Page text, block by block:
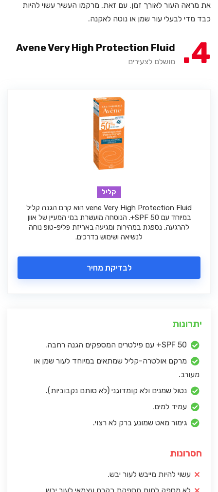
את מראה העור לאורך זמן. עם זאת, מרקמו העשיר עשוי להיות
כבד מדי לבעלי עור שמן או נוטה לאקנה.
4
Avene Very High Protection Fluid
מושלם לצעירים
קליל
vene Very High Protection Fluid הוא קרם הגנה קליל
במיוחד עם SPF 50+. הנוסחה מועשרת במי המעיין של אוון
להרגעה, נספגת במהירות ומגיעה באריזת פליפ-טופ נוחה
לנשיאה ושימוש בדרכים.
לבדיקת מחיר
יתרונות
SPF 50+ עם פילטרים המספקים הגנה רחבה.
מרקם אולטרה-קליל שמתאים במיוחד לעור שמן או
מעורב.
נטול שמנים ולא קומדוגני (לא סותם נקבוביות).
עמיד למים.
גימור מאט שמונע ברק לא רצוי.
חסרונות
עשוי להיות מייבש לעור יבש.